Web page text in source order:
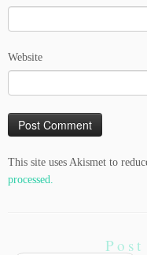
Website
This site uses Akismet to
processed.